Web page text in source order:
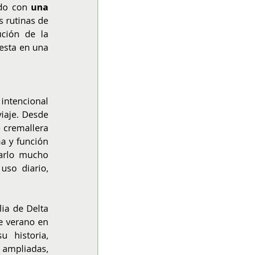
con
rutinas de
de la
en una
Desde
y función
mucho
diario,
de Delta
verano en
historia,